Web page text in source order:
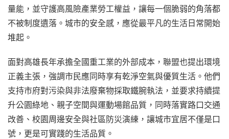
量能，並守護高風險產業勞工權益，讓每一個脆弱的角落都
不被制度遺落。城市的安全感，應從最平凡的生活日常開始
堆起。
面對高雄長年承擔全國重工業的外部成本，聯盟也提出環境
正義主張，強調市民應同時享有乾淨空氣與優質生活。他們
支持市府對污染與非法廢棄物採取鐵腕執法，並要求持續提
升公園綠地、親子空間與運動場館品質，同時落實路口交通
改善、校園周邊安全與社區防災演練，讓城市宜居不僅是口
號，更是可實踐的生活品質。